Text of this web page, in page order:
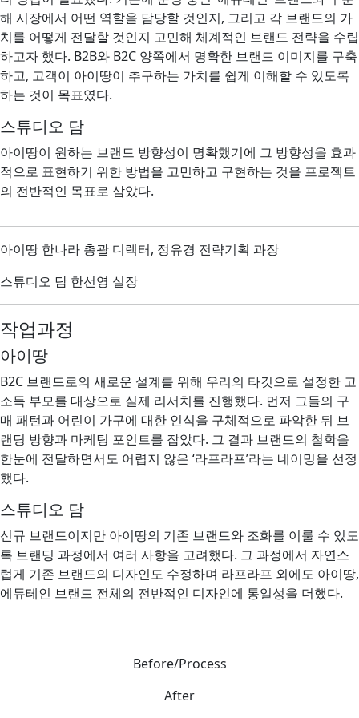
해 시장에서 어떤 역할을 담당할 것인지, 그리고 각 브랜드의 가
치를 어떻게 전달할 것인지 고민해 체계적인 브랜드 전략을 수립
하고자 했다. B2B와 B2C 양쪽에서 명확한 브랜드 이미지를 구축
하고, 고객이 아이땅이 추구하는 가치를 쉽게 이해할 수 있도록
하는 것이 목표였다.
스튜디오 담
아이땅이 원하는 브랜드 방향성이 명확했기에 그 방향성을 효과
적으로 표현하기 위한 방법을 고민하고 구현하는 것을 프로젝트
의 전반적인 목표로 삼았다.
아이땅 한나라 총괄 디렉터, 정유경 전략기획 과장
스튜디오 담 한선영 실장
작업과정
아이땅
B2C 브랜드로의 새로운 설계를 위해 우리의 타깃으로 설정한 고
소득 부모를 대상으로 실제 리서치를 진행했다. 먼저 그들의 구
매 패턴과 어린이 가구에 대한 인식을 구체적으로 파악한 뒤 브
랜딩 방향과 마케팅 포인트를 잡았다. 그 결과 브랜드의 철학을
한눈에 전달하면서도 어렵지 않은 ‘라프라프’라는 네이밍을 선정
했다.
스튜디오 담
신규 브랜드이지만 아이땅의 기존 브랜드와 조화를 이룰 수 있도
록 브랜딩 과정에서 여러 사항을 고려했다. 그 과정에서 자연스
럽게 기존 브랜드의 디자인도 수정하며 라프라프 외에도 아이땅,
에듀테인 브랜드 전체의 전반적인 디자인에 통일성을 더했다.
Before/Process
After